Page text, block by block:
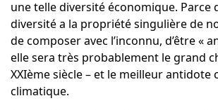
une telle diversité économique. Parce
diversité a la propriété singulière de
de composer avec l’inconnu, d’être «
elle sera très probablement le grand
XXIème siècle – et le meilleur antidote
climatique.